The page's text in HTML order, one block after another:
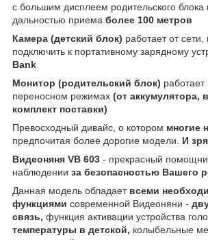
с большим дисплеем родительского блока
дальностью приема более 100 метров
Камера (детский блок) работает от
подключить к портативному зарядному
Bank
Монитор (родительский блок) работает
переносном режимах (от аккумулятора,
комплект поставки)
Превосходный дивайс, о котором многие
предпочитая более дорогие модели. И
Видеоняня VB 603 - прекрасный
наблюдении за безопасностью Вашего
Данная модель обладает всеми
функциями современной Видеоняни -
связь, функция активации устройства
температуры в детской, колыбельные